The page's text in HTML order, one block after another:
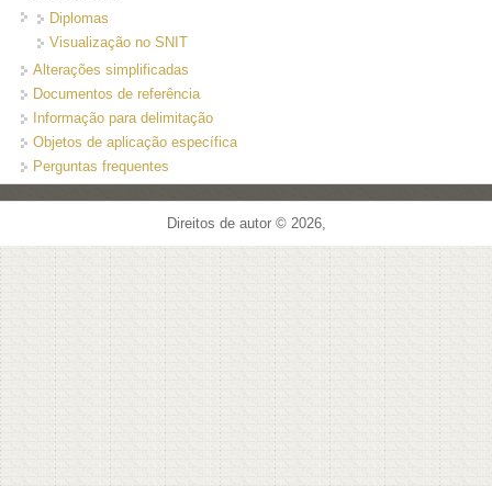
Diplomas
Visualização no SNIT
Alterações simplificadas
Documentos de referência
Informação para delimitação
Objetos de aplicação específica
Perguntas frequentes
Direitos de autor © 2026,